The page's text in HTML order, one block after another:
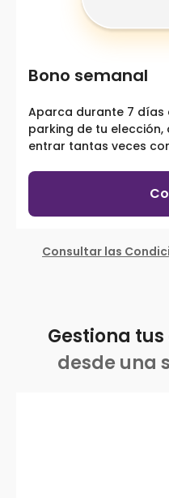
Bono semanal
Aparca durante 7 días
parking de tu elección,
entrar tantas veces
Consultar las
Gestiona
desde una